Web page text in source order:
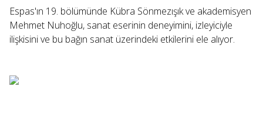
Espas'ın 19. bölümünde Kübra Sönmezışık ve akademisyen
Mehmet Nuhoğlu, sanat eserinin deneyimini, izleyiciyle
ilişkisini ve bu bağın sanat üzerindeki etkilerini ele alıyor.